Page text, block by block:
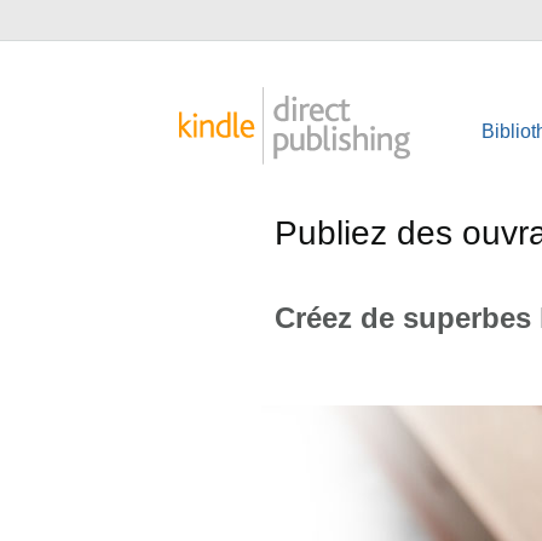
Publiez des
Créez de